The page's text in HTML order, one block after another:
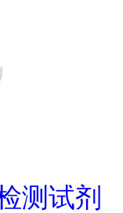
测试剂